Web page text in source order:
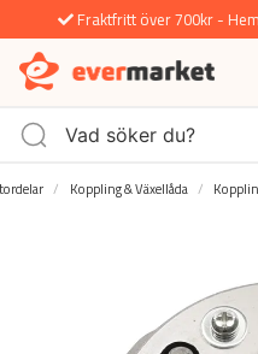
Fraktfritt över 700kr -
Koppling & Växellåda